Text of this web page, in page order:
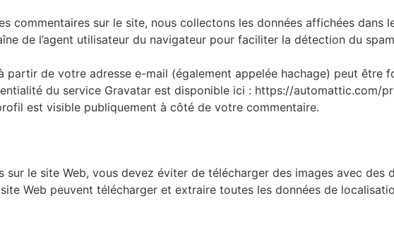
commentaires sur le site, nous collectons les données affichées dans
de l’agent utilisateur du navigateur pour faciliter la détection du
partir de votre adresse e-mail (également appelée hachage) peut être
du service Gravatar est disponible ici : https://automattic.com/
est visible publiquement à côté de votre commentaire.
sur le site Web, vous devez éviter de télécharger des images avec des
Web peuvent télécharger et extraire toutes les données de